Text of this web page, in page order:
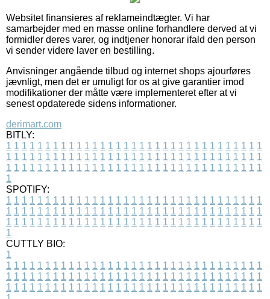
Websitet finansieres af reklameindtægter. Vi har
samarbejder med en masse online forhandlere derved at vi
formidler deres varer, og indtjener honorar ifald den person
vi sender videre laver en bestilling.
Anvisninger angående tilbud og internet shops ajourføres
jævnligt, men det er umuligt for os at give garantier imod
modifikationer der måtte være implementeret efter at vi
senest opdaterede sidens informationer.
derimart.com
BITLY:
1 1 1 1 1 1 1 1 1 1 1 1 1 1 1 1 1 1 1 1 1 1 1 1 1 1 1 1 1 1 1 1 1
1 1 1 1 1 1 1 1 1 1 1 1 1 1 1 1 1 1 1 1 1 1 1 1 1 1 1 1 1 1 1 1 1
1 1 1 1 1 1 1 1 1 1 1 1 1 1 1 1 1 1 1 1 1 1 1 1 1 1 1 1 1 1 1 1 1
1
SPOTIFY:
1 1 1 1 1 1 1 1 1 1 1 1 1 1 1 1 1 1 1 1 1 1 1 1 1 1 1 1 1 1 1 1 1
1 1 1 1 1 1 1 1 1 1 1 1 1 1 1 1 1 1 1 1 1 1 1 1 1 1 1 1 1 1 1 1 1
1 1 1 1 1 1 1 1 1 1 1 1 1 1 1 1 1 1 1 1 1 1 1 1 1 1 1 1 1 1 1 1 1
1
CUTTLY BIO:
1
1 1 1 1 1 1 1 1 1 1 1 1 1 1 1 1 1 1 1 1 1 1 1 1 1 1 1 1 1 1 1 1 1
1 1 1 1 1 1 1 1 1 1 1 1 1 1 1 1 1 1 1 1 1 1 1 1 1 1 1 1 1 1 1 1 1
1 1 1 1 1 1 1 1 1 1 1 1 1 1 1 1 1 1 1 1 1 1 1 1 1 1 1 1 1 1 1 1 1